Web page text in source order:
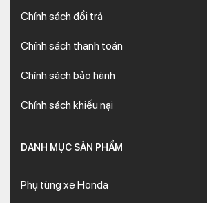
Chính sách đổi trả
Chính sách thanh toán
Chính sách bảo hành
Chính sách khiếu nại
DANH MỤC SẢN PHẨM
Phụ tùng xe Honda